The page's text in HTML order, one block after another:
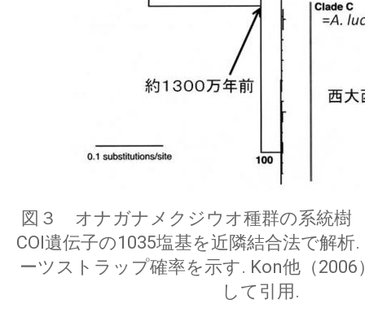
図３ オナガナメクジウオ種群の系統
COI遺伝子の1035塩基を近隣結合法で解
ーツストラップ確率を示す. Kon他（2006
して引用.